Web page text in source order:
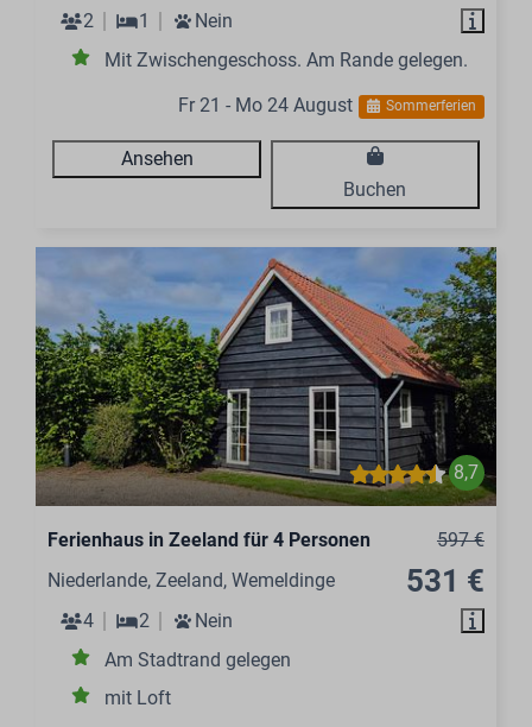
2
1
Nein
Mit Zwischengeschoss. Am Rande gelegen.
Fr 21 - Mo 24 August
Sommerferien
Ansehen
Buchen
8,7
597 €
531 €
Ferienhaus in Zeeland für 4 Personen
Niederlande, Zeeland, Wemeldinge
4
2
Nein
Am Stadtrand gelegen
mit Loft